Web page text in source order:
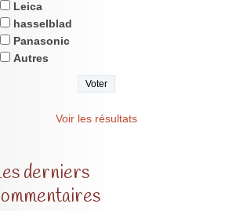
Leica
hasselblad
Panasonic
Autres
Voir les résultats
derniers